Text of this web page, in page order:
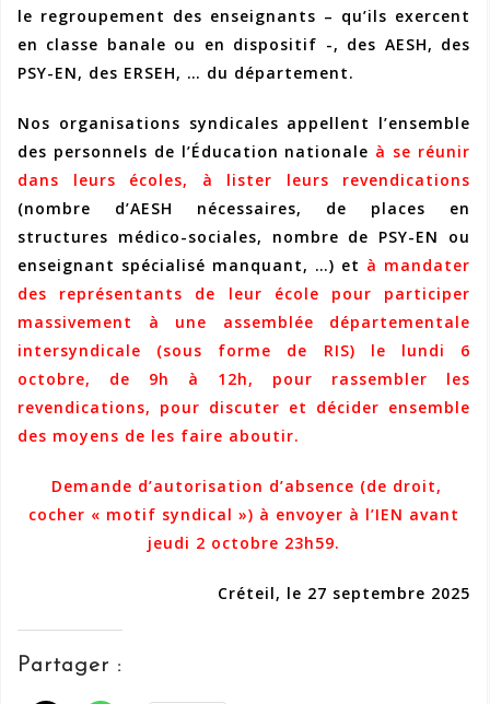
le regroupement des enseignants – qu’ils exercent
en classe banale ou en dispositif -, des AESH, des
PSY-EN, des ERSEH, … du département.
Nos organisations syndicales appellent l’ensemble
des personnels de l’Éducation nationale à se réunir
dans leurs écoles, à lister leurs revendications
(nombre d’AESH nécessaires, de places en
structures médico-sociales, nombre de PSY-EN ou
enseignant spécialisé manquant, …) et à mandater
des représentants de leur école pour participer
massivement à une assemblée départementale
intersyndicale (sous forme de RIS) le lundi 6
octobre, de 9h à 12h, pour rassembler les
revendications, pour discuter et décider ensemble
des moyens de les faire aboutir.
Demande d’autorisation d’absence (de droit,
cocher « motif syndical ») à envoyer à l’IEN avant
jeudi 2 octobre 23h59.
Créteil, le 27 septembre 2025
Partager :